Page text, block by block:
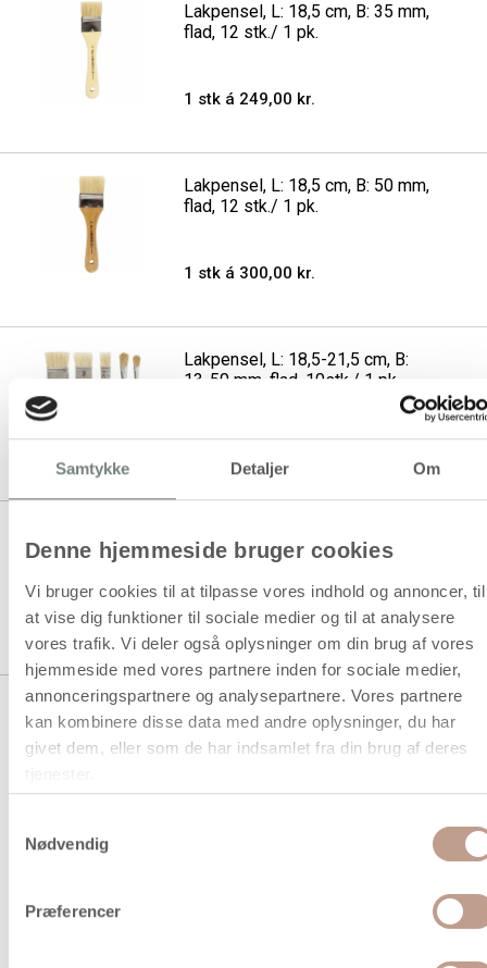
Samtykke Detaljer Om
Denne hjemmeside bruger cookies
Vi bruger cookies til at tilpasse vores indhold og annoncer, til
at vise dig funktioner til sociale medier og til at analysere
vores trafik. Vi deler også oplysninger om din brug af vores
hjemmeside med vores partnere inden for sociale medier,
annonceringspartnere og analysepartnere. Vores partnere
kan kombinere disse data med andre oplysninger, du har
givet dem, eller som de har indsamlet fra din brug af deres
Nødvendig
Præferencer
Lakpensel, L: 18,5 cm, B: 35 mm,
flad, 12 stk./ 1 pk.
1 stk á 249,00 kr.
Lakpensel, L: 18,5 cm, B: 50 mm,
flad, 12 stk./ 1 pk.
1 stk á 300,00 kr.
Lakpensel, L: 18,5-21,5 cm, B:
13-50 mm, flad, 10stk./ 1 pk.
mm, flad, 3 stk./ 1 pk.
1 stk á 77,94 kr.
Køb mere til kun: 62,38 kr.
Se også vores udvalg afBørnepensler,Paletter
ogLærreder